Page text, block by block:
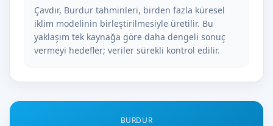
BURDUR
Çavdır, Burdur tahminleri, birden fazla küresel
iklim modelinin birleştirilmesiyle üretilir. Bu
yaklaşım tek kaynağa göre daha dengeli sonuç
vermeyi hedefler; veriler sürekli kontrol edilir.